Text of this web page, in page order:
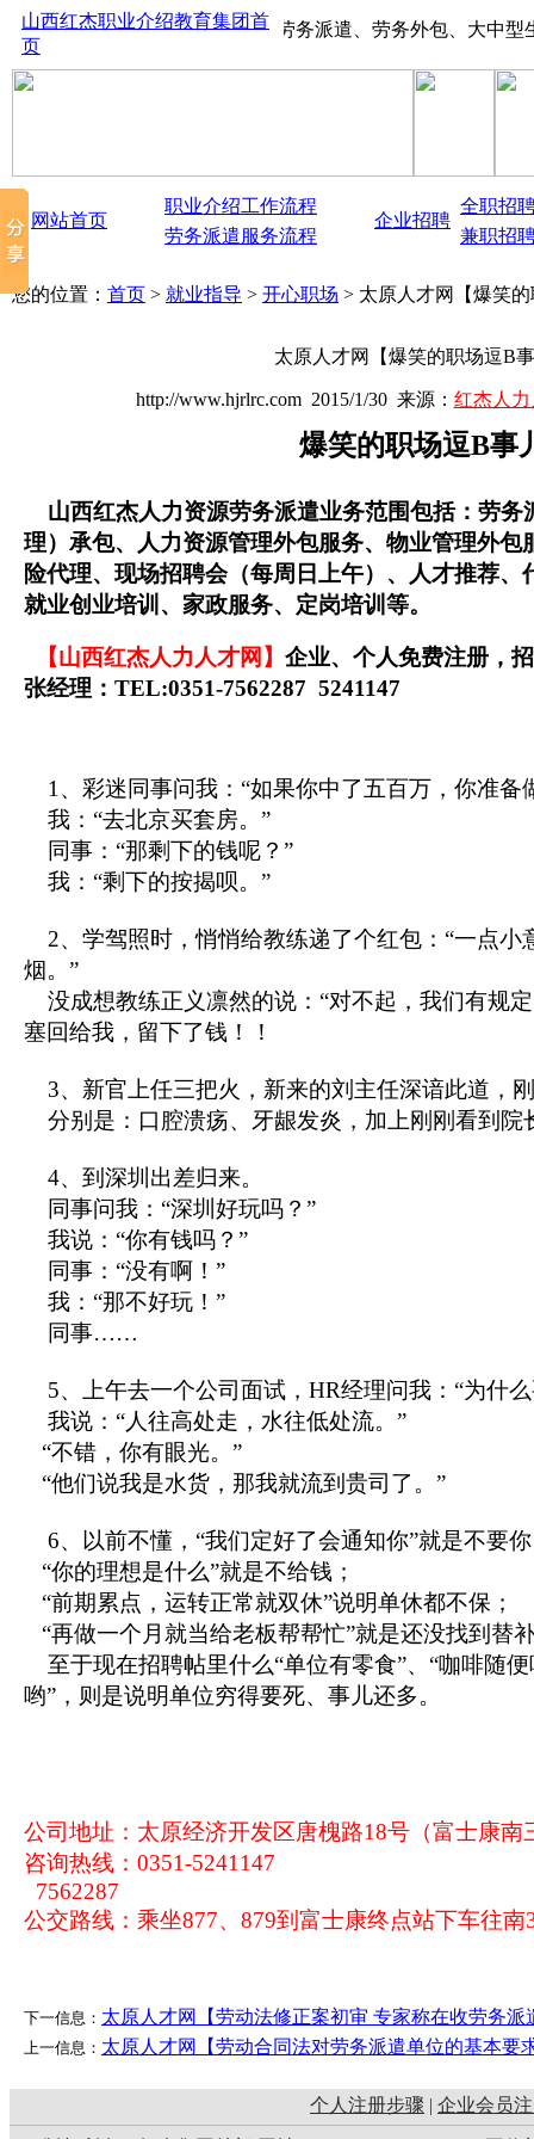
山西红杰职业介绍教育集团首
页
山西太原红杰人才市场、劳务派遣、劳务外包、大中型
网站首页
职业介绍工作流程
企业招聘
全职招
劳务派遣服务流程
兼职招
您的位置： 首页 > 就业指导 > 开心职场 > 太原人才网【爆笑
太原人才网【爆笑的职场逗B
http://www.hjrlrc.com 2015/1/30 来源： 红杰人
爆笑的职场逗B事
山西红杰人力资源劳务派遣业务范围包括：劳务
理）承包、人力资源管理外包服务、物业管理外包
险代理、现场招聘会（每周日上午）、人才推荐
就业创业培训、家政服务、定岗培训等。
【山西红杰人力人才网】 企业、个人免费注册，
张经理：TEL:0351-7562287 5241147
1、彩迷同事问我：“如果你中了五百万，你准备
我：“去北京买套房。”
同事：“那剩下的钱呢？”
我：“剩下的按揭呗。”
2、学驾照时，悄悄给教练递了个红包：“一点小
烟。”
没成想教练正义凛然的说：“对不起，我们有规
塞回给我，留下了钱！！
3、新官上任三把火，新来的刘主任深谙此道，
分别是：口腔溃疡、牙龈发炎，加上刚刚看到院
4、到深圳出差归来。
同事问我：“深圳好玩吗？”
我说：“你有钱吗？”
同事：“没有啊！”
我：“那不好玩！”
同事……
5、上午去一个公司面试，HR经理问我：“为什
我说：“人往高处走，水往低处流。”
“不错，你有眼光。”
“他们说我是水货，那我就流到贵司了。”
6、以前不懂，“我们定好了会通知你”就是不要
“你的理想是什么”就是不给钱；
“前期累点，运转正常就双休”说明单休都不保；
“再做一个月就当给老板帮帮忙”就是还没找到替
至于现在招聘帖里什么“单位有零食”、“咖啡随便
哟”，则是说明单位穷得要死、事儿还多。
公司地址：太原经济开发区唐槐路18号（富士康南
咨询热线：0351-5241147
7562287
公交路线：乘坐877、879到富士康终点站下车往南
下一信息： 太原人才网【劳动法修正案初审 专家称在收劳务派
上一信息： 太原人才网【劳动合同法对劳务派遣单位的基本要
个人注册步骤 | 企业会员